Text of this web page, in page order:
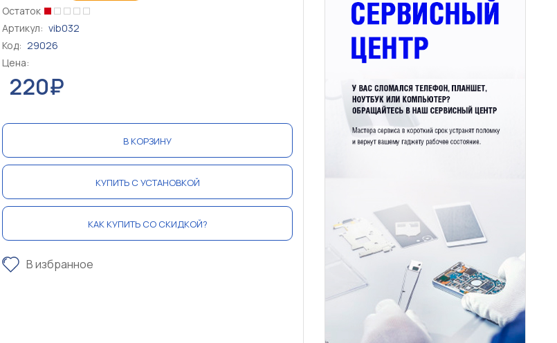
Остаток
Артикул: vib032
Код: 29026
Цена:
220₽
В КОРЗИНУ
КУПИТЬ С УСТАНОВКОЙ
КАК КУПИТЬ СО СКИДКОЙ?
В избранное